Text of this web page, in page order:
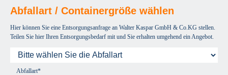
Abfallart / Containergröße wählen
Hier können Sie eine Entsorgungsanfrage an Walter Kaspar GmbH & Co.KG stellen.
Teilen Sie hier Ihren Entsorgungsbedarf mit und Sie erhalten umgehend ein Angebot.
Abfallart*